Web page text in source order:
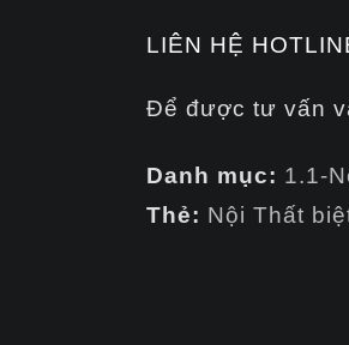
LIÊN HỆ
Để được tư vấn
Danh mục: 1.1-
Thẻ: Nội Thất